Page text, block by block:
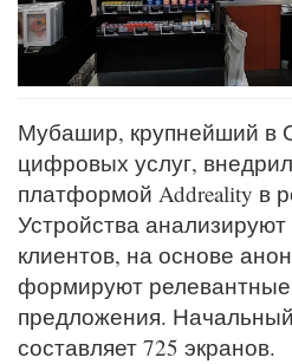
Мубашир, крупнейший в
цифровых услуг,
платформой Addreality в
Устройства
клиентов, на основе
формируют
предложения.
составляет 725 экранов.